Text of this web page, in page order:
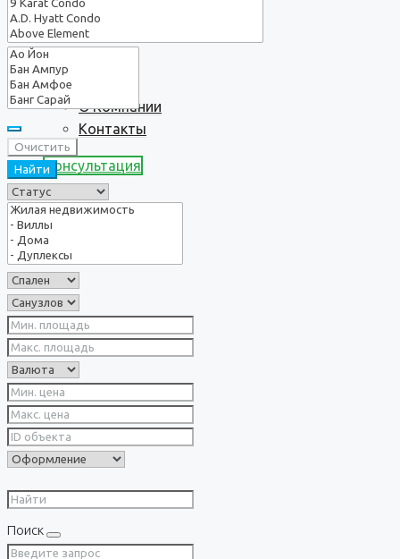
О нас
О Компании
Контакты
Консультация
Очистить
Найти
Поиск